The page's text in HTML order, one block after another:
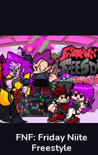
FNF: Friday Niite
Freestyle